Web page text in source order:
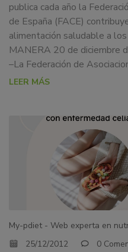
docencia
formación
sobre
nutrición
instituciones,
organismos,
publica cada año la
de España (FACE)
alimentación saludable a
MANERA 20 de diciembre
–La Federación de
LEER MÁS
My-pdiet - Web experta en
25/12/2012
0